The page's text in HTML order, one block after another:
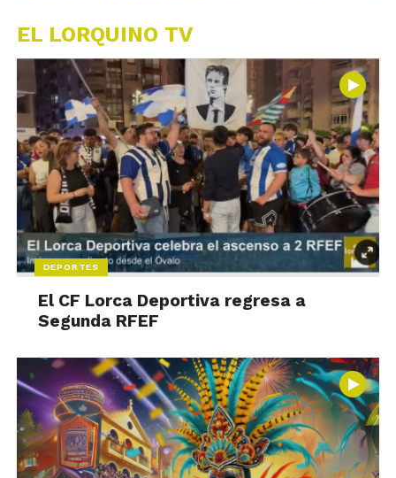
EL LORQUINO TV
DEPORTES
El CF Lorca Deportiva regresa a
Segunda RFEF